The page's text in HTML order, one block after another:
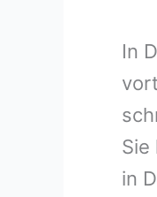
In
Sie
in